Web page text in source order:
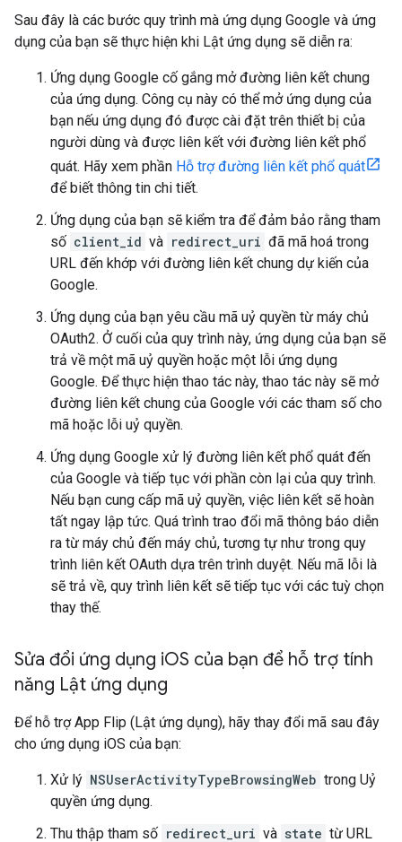
Sau đây là các bước quy trình mà ứng dụng Google và ứng
dụng của bạn sẽ thực hiện khi Lật ứng dụng sẽ diễn ra:
Ứng dụng Google cố gắng mở đường liên kết chung
của ứng dụng. Công cụ này có thể mở ứng dụng của
bạn nếu ứng dụng đó được cài đặt trên thiết bị của
người dùng và được liên kết với đường liên kết phổ
quát. Hãy xem phần Hỗ trợ đường liên kết phổ quát
để biết thông tin chi tiết.
Ứng dụng của bạn sẽ kiểm tra để đảm bảo rằng tham
số client_id và redirect_uri đã mã hoá trong
URL đến khớp với đường liên kết chung dự kiến của
Google.
Ứng dụng của bạn yêu cầu mã uỷ quyền từ máy chủ
OAuth2. Ở cuối của quy trình này, ứng dụng của bạn sẽ
trả về một mã uỷ quyền hoặc một lỗi ứng dụng
Google. Để thực hiện thao tác này, thao tác này sẽ mở
đường liên kết chung của Google với các tham số cho
mã hoặc lỗi uỷ quyền.
Ứng dụng Google xử lý đường liên kết phổ quát đến
của Google và tiếp tục với phần còn lại của quy trình.
Nếu bạn cung cấp mã uỷ quyền, việc liên kết sẽ hoàn
tất ngay lập tức. Quá trình trao đổi mã thông báo diễn
ra từ máy chủ đến máy chủ, tương tự như trong quy
trình liên kết OAuth dựa trên trình duyệt. Nếu mã lỗi là
sẽ trả về, quy trình liên kết sẽ tiếp tục với các tuỳ chọn
thay thế.
Sửa đổi ứng dụng iOS của bạn để hỗ trợ tính
năng Lật ứng dụng
Để hỗ trợ App Flip (Lật ứng dụng), hãy thay đổi mã sau đây
cho ứng dụng iOS của bạn:
Xử lý NSUserActivityTypeBrowsingWeb trong Uỷ
quyền ứng dụng.
Thu thập tham số redirect_uri và state từ URL